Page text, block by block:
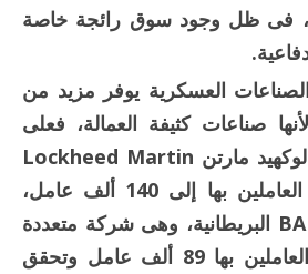
فى ظل وجود سوق رائجة خاصة
العسكرية يوفر مزيد من
صناعات كثيفة العمالة، فعلى
سبيل المثال: شركة لوكهيد مارتن Lockheed Martin
الأمريكية يصل عدد العاملين بها إلى 140 ألف عامل،
وشركة BAE Systems البريطانية، وهى شركة متعددة
الجنسيات يبلغ عدد العاملين بها 89 ألف عامل وتحقق